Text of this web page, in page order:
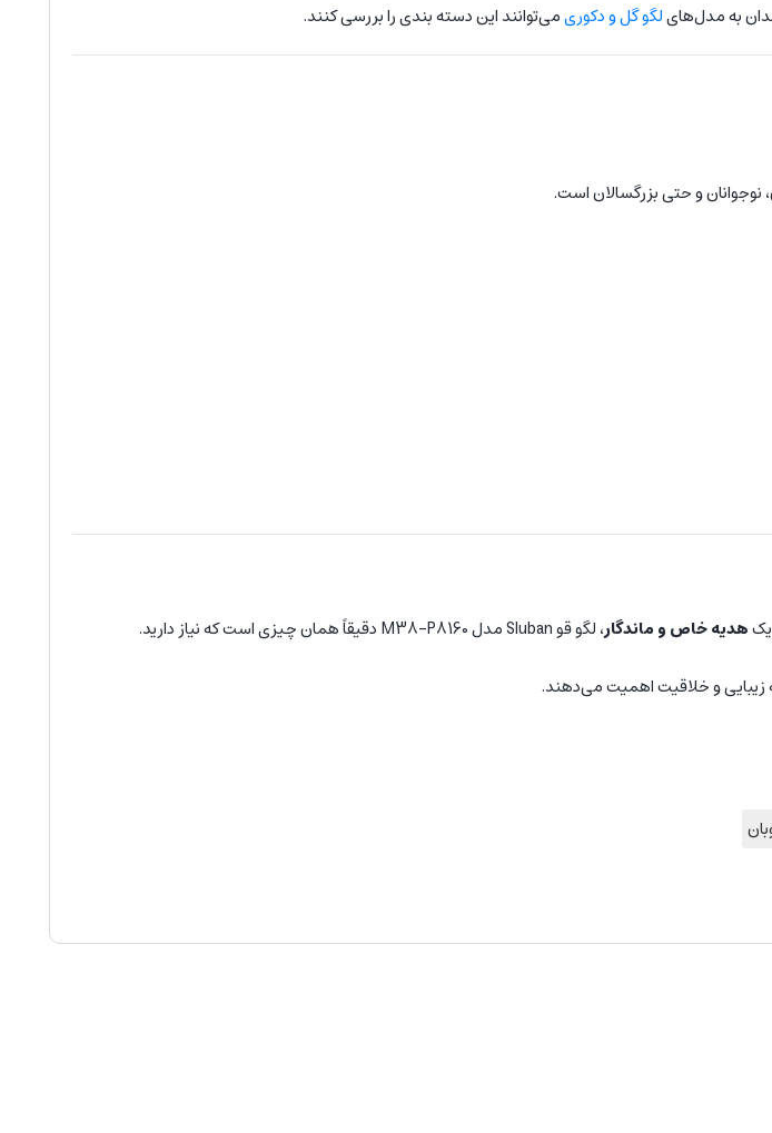
به مدل‌هایلگو گل و دکوریمی‌توانند این دسته بندیرا بررسی کنند.
نوجوانان و حتی بزرگسالان است.
هدیه خاص و ماندگار، لگو قو Sluban مدل M38-P8160 دقیقاً همان چیزی است که نیاز دارید.